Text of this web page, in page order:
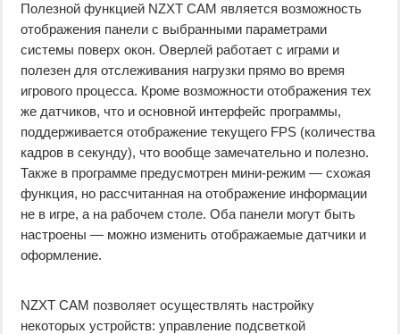
Полезной функцией NZXT CAM является возможность
отображения панели с выбранными параметрами
системы поверх окон. Оверлей работает с играми и
полезен для отслеживания нагрузки прямо во время
игрового процесса. Кроме возможности отображения тех
же датчиков, что и основной интерфейс программы,
поддерживается отображение текущего FPS (количества
кадров в секунду), что вообще замечательно и полезно.
Также в программе предусмотрен мини-режим — схожая
функция, но рассчитанная на отображение информации
не в игре, а на рабочем столе. Оба панели могут быть
настроены — можно изменить отображаемые датчики и
оформление.
NZXT CAM позволяет осуществлять настройку
некоторых устройств: управление подсветкой